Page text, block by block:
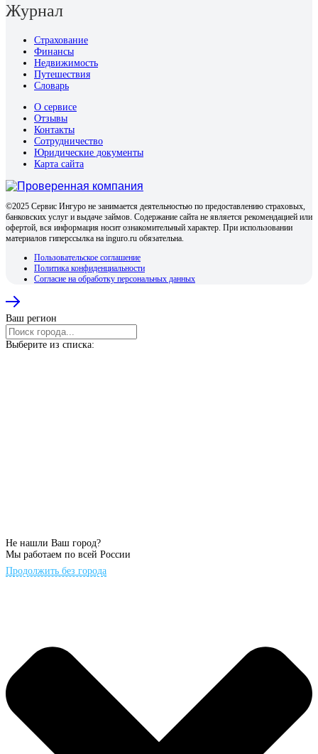
Журнал
Страхование
Финансы
Недвижимость
Путешествия
Словарь
О сервисе
Отзывы
Контакты
Сотрудничество
Юридические документы
Карта сайта
©2025 Сервис Ингуро не занимается деятельностью по предоставлению страховых,
банковских услуг и выдаче займов. Содержание сайта не является рекомендацией или
офертой, вся информация носит ознакомительный характер. При использовании
материалов гиперссылка на inguro.ru обязательна.
Пользовательское соглашение
Политика конфиденциальности
Согласие на обработку персональных данных
Ваш регион
Выберите из списка:
Не нашли Ваш город?
Мы работаем по всей России
Продолжить без города